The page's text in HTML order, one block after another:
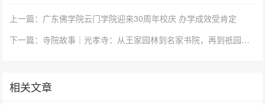
上一篇：广东佛学院云门学院迎来30周年校庆 办学成效受肯定
下一篇：寺院故事｜光孝寺：从王家园林到名家书院，再到祇园佛寺
相关文章